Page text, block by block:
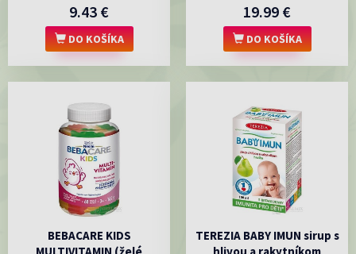
9.43 €
DO KOŠÍKA
19.99 €
DO KOŠÍKA
BEBACARE KIDS
TEREZIA BABY IMUN sirup s